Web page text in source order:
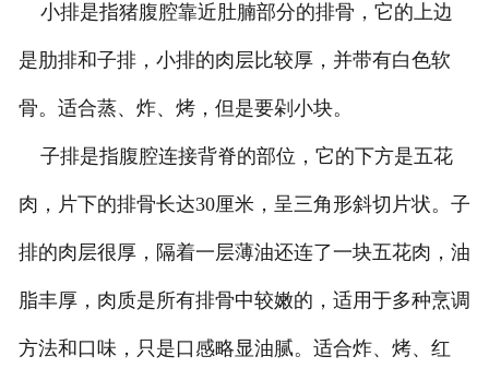
小排是指猪腹腔靠近肚腩部分的排骨，它的上边
是肋排和子排，小排的肉层比较厚，并带有白色软
骨。适合蒸、炸、烤，但是要剁小块。
子排是指腹腔连接背脊的部位，它的下方是五花
肉，片下的排骨长达30厘米，呈三角形斜切片状。子
排的肉层很厚，隔着一层薄油还连了一块五花肉，油
脂丰厚，肉质是所有排骨中较嫩的，适用于多种烹调
方法和口味，只是口感略显油腻。适合炸、烤、红